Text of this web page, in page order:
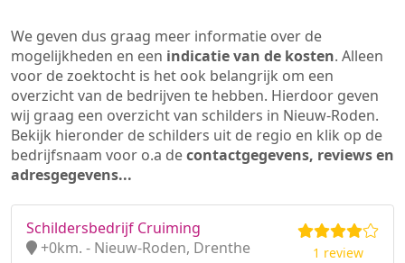
We geven dus graag meer informatie over de
mogelijkheden en een indicatie van de kosten. Alleen
voor de zoektocht is het ook belangrijk om een
overzicht van de bedrijven te hebben. Hierdoor geven
wij graag een overzicht van schilders in Nieuw-Roden.
Bekijk hieronder de schilders uit de regio en klik op de
bedrijfsnaam voor o.a decontactgegevens, reviews en
adresgegevens...
Schildersbedrijf Cruiming
+0km. - Nieuw-Roden, Drenthe
1 review